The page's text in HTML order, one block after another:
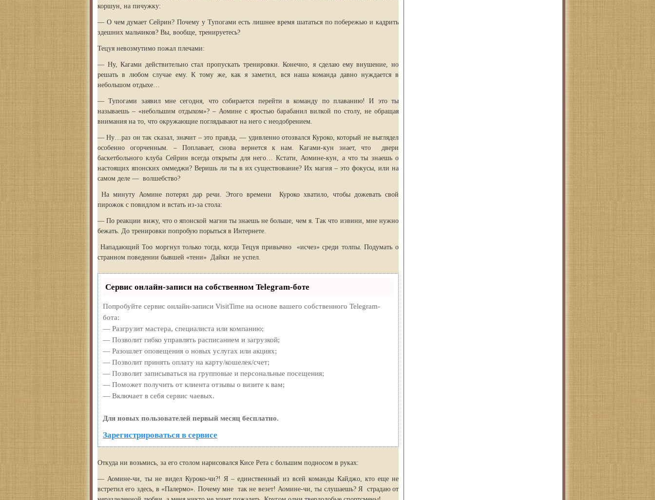
коршун, на пичужку:
— О чем думает Сейрин? Почему у Тупогами есть лишнее время шататься по побережью и кадрить
здешних мальчиков? Вы, вообще, тренируетесь?
Тецуя невозмутимо пожал плечами:
— Ну, Кагами действительно стал пропускать тренировки. Конечно, я сделаю ему внушение, но
решать в любом случае ему. К тому же, как я заметил, вся наша команда давно нуждается в
небольшом отдыхе…
— Тупогами заявил мне сегодня, что собирается перейти в команду по плаванию! И это ты
называешь – «небольшим отдыхом»? – Аомине с яростью барабанил вилкой по столу, не обращая
внимания на то, что окружающие поглядывают на него с неодобрением.
— Ну…раз он так сказал, значит – это правда, — удивленно отозвался Куроко, который не выглядел
особенно огорченным. – Поплавает, снова вернется к нам. Кагами-кун знает, что двери
баскетбольного клуба Сейрин всегда открыты для него… Кстати, Аомине-кун, а что ты знаешь о
настоящих японских оммеджи? Веришь ли ты в их существование? Их магия – это фокусы, или на
самом деле — волшебство?
На минуту Аомине потерял дар речи. Этого времени Куроко хватило, чтобы дожевать свой
пирожок с повидлом и встать из-за стола:
— По реакции вижу, что о японской магии ты знаешь не больше, чем я. Так что извини, мне нужно
бежать. До тренировки попробую порыться в Интернете.
Нападающий Тоо моргнул только тогда, когда Тецуя привычно «исчез» среди толпы. Подумать о
странном поведении бывшей «тени» Дайки не успел.
Сервис онлайн-записи на собственном Telegram-боте
Попробуйте сервис онлайн-записи VisitTime на основе вашего собственного Telegram-
бота:
— Разгрузит мастера, специалиста или компанию;
— Позволит гибко управлять расписанием и загрузкой;
— Разошлет оповещения о новых услугах или акциях;
— Позволит принять оплату на карту/кошелек/счет;
— Позволит записываться на групповые и персональные посещения;
— Поможет получить от клиента отзывы о визите к вам;
— Включает в себя сервис чаевых.
Для новых пользователей первый месяц бесплатно.
Зарегистрироваться в сервисе
Откуда ни возьмись, за его столом нарисовался Кисе Рета с большим подносом в руках:
— Аомине-чи, ты не видел Куроко-чи?! Я – единственный из всей команды Кайджо, кто еще не
встретил его здесь, в «Палермо». Почему мне так не везет! Аомине-чи, ты слушаешь? Я страдаю от